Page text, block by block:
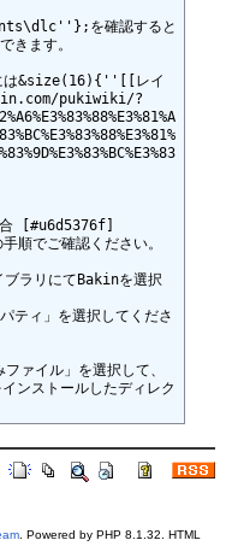
を確認すると
きます。
には&size(16){''[[レイ
pukiwiki/?
[#u6d5376f]
順でご確認ください。
ブラリにてBakinを選択
ティ」を選択してくださ
ァイル」を選択して、
ンストールしたディレク
. Powered by PHP 8.1.32. HTML